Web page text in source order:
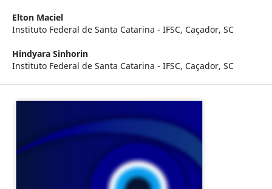
Elton Maciel
Instituto Federal de Santa Catarina - IFSC, Caçador, SC
Hindyara Sinhorin
Instituto Federal de Santa Catarina - IFSC, Caçador, SC